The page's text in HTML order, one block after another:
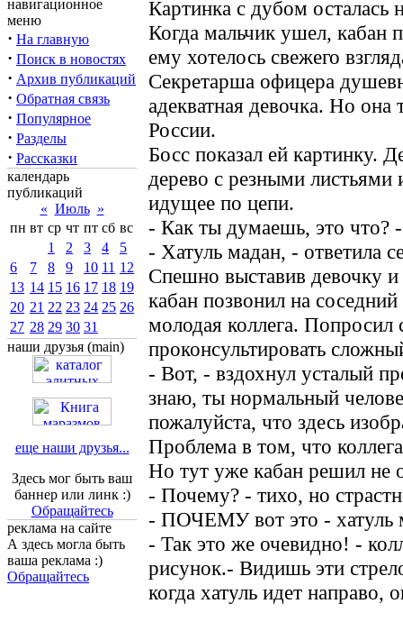
навигационное
меню
· На главную
· Поиск в новостях
· Архив публикаций
· Обратная связь
· Популярное
· Разделы
· Рассказки
календарь
публикаций
« Июль »
пн вт ср чт пт сб вс
1
2 3 4
5
6
7 8 9 10 11 12
13 14 15 16 17 18 19
20 21 22 23 24 25 26
27 28 29 30 31
наши друзья (main)
еще наши друзья...
Здесь мог быть ваш
баннер или линк :)
Обращайтесь
реклама на сайте
А здесь могла быть
ваша реклама :)
Обращайтесь
Картинка с дубом осталась
Когда мальчик ушел, кабан
ему хотелось свежего
Секретарша офицера
адекватная девочка. Но она
России.
Босс показал ей картинку.
дерево с резными
идущее по цепи.
- Как ты думаешь, это что?
- Хатуль мадан, - ответила
Спешно выставив девочку
кабан позвонил на соседний
молодая коллега. Попросил
проконсультировать
- Вот, - вздохнул усталый
знаю, ты нормальный
пожалуйста, что здесь
Проблема в том, что
Но тут уже кабан решил не
- Почему? - тихо, но
- ПОЧЕМУ вот это - хатуль
- Так это же очевидно! -
рисунок.- Видишь эти
когда хатуль идет направо,